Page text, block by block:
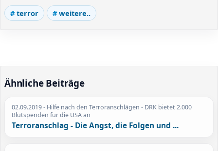
terror weitere..
Ähnliche Beiträge
02.09.2019- Hilfe nach den Terroranschlägen - DRK bietet 2.000
Blutspenden für die USA an
Terroranschlag - Die Angst, die Folgen und ...